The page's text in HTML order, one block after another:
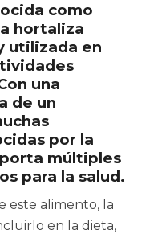
como
hortaliza
utilizada en
una
de un
por la
múltiples
para la salud.
este alimento, la
en la dieta,